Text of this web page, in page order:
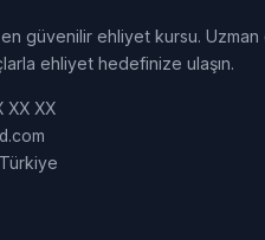
güvenilir ehliyet kursu.
ehliyet hedefinize ulaşın.
XX XX